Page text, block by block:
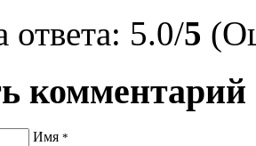
ответа: 5.0/5
комментарий
Имя *